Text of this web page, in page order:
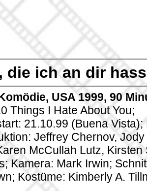
die ich an dir
USA 1999, 90
Things I Hate About You;
21.10.99 (Buena Vista);
Jeffrey Chernov,
McCullah Lutz, Kirsten
Kamera: Mark Irwin;
Kostüme: Kimberly A.